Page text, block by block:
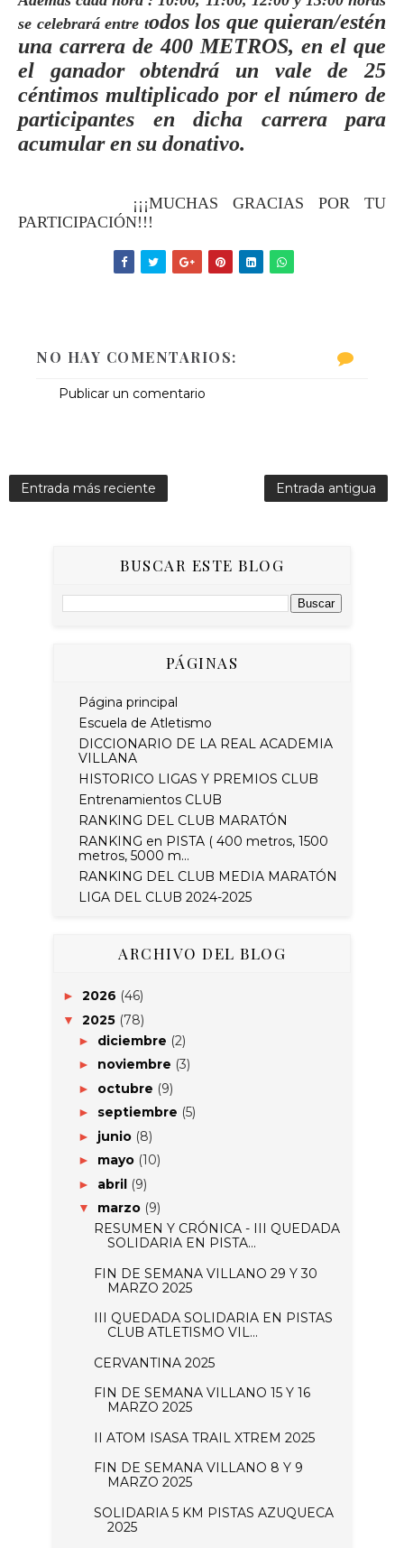
se celebrará entre todos los que quieran/estén
una carrera de 400 METROS, en el que
el ganador obtendrá un vale de 25
céntimos multiplicado por el número de
participantes en dicha carrera para
acumular en su donativo.
¡¡¡MUCHAS GRACIAS POR TU
PARTICIPACIÓN!!!
NO HAY COMENTARIOS:
Publicar un comentario
Entrada más reciente Entrada antigua
BUSCAR ESTE BLOG
PÁGINAS
Página principal
Escuela de Atletismo
DICCIONARIO DE LA REAL ACADEMIA
VILLANA
HISTORICO LIGAS Y PREMIOS CLUB
Entrenamientos CLUB
RANKING DEL CLUB MARATÓN
RANKING en PISTA ( 400 metros, 1500
metros, 5000 m...
RANKING DEL CLUB MEDIA MARATÓN
LIGA DEL CLUB 2024-2025
ARCHIVO DEL BLOG
► 2026 (46)
▼ 2025 (78)
► diciembre (2)
► noviembre (3)
► octubre (9)
► septiembre (5)
► junio (8)
► mayo (10)
► abril (9)
▼ marzo (9)
RESUMEN Y CRÓNICA - III QUEDADA
SOLIDARIA EN PISTA...
FIN DE SEMANA VILLANO 29 Y 30
MARZO 2025
III QUEDADA SOLIDARIA EN PISTAS
CLUB ATLETISMO VIL...
CERVANTINA 2025
FIN DE SEMANA VILLANO 15 Y 16
MARZO 2025
II ATOM ISASA TRAIL XTREM 2025
FIN DE SEMANA VILLANO 8 Y 9
MARZO 2025
SOLIDARIA 5 KM PISTAS AZUQUECA
2025